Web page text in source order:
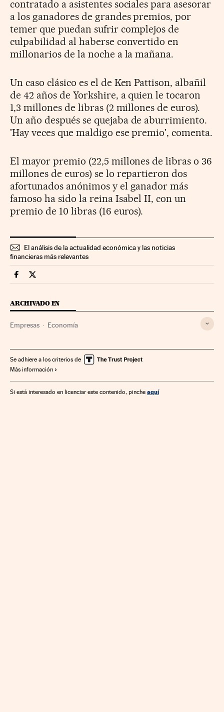
contratado a asistentes sociales para asesorar
a los ganadores de grandes premios, por
temer que puedan sufrir complejos de
culpabilidad al haberse convertido en
millonarios de la noche a la mañana.
Un caso clásico es el de Ken Pattison, albañil
de 42 años de Yorkshire, a quien le tocaron
1,3 millones de libras (2 millones de euros).
Un año después se quejaba de aburrimiento.
'Hay veces que maldigo ese premio', comenta.
El mayor premio (22,5 millones de libras o 36
millones de euros) se lo repartieron dos
afortunados anónimos y el ganador más
famoso ha sido la reina Isabel II, con un
premio de 10 libras (16 euros).
El análisis de la actualidad económica y las noticias
financieras más relevantes
Companias Cinco Días en Facebook
Companias Cinco Días en Twitter
ARCHIVADO EN
Empresas Economía
Se adhiere a los criterios de
Más información
Si está interesado en licenciar este contenido, pinche aquí